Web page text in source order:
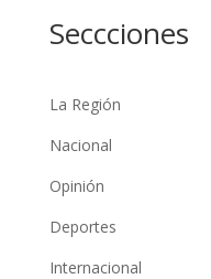
Seccciones
La Región
Nacional
Opinión
Deportes
Internacional